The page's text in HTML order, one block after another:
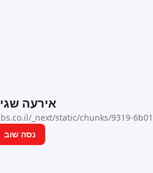
אירעה
_next/static/chunks/9319-
נסה שוב